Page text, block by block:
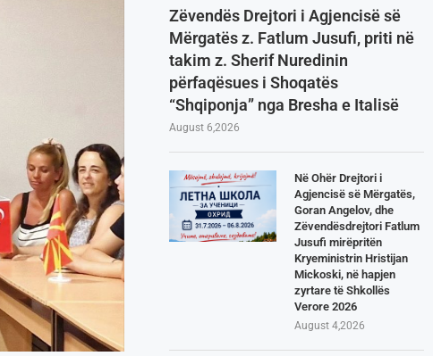
Zëvendës Drejtori i Agjencisë së
Mërgatës z. Fatlum Jusufi, priti në
takim z. Sherif Nuredinin
përfaqësues i Shoqatës
“Shqiponja” nga Bresha e Italisë
August 6,2026
Në Ohër Drejtori i
Agjencisë së Mërgatës,
Goran Angelov, dhe
Zëvendësdrejtori Fatlum
Jusufi mirëpritën
Kryeministrin Hristijan
Mickoski, në hapjen
zyrtare të Shkollës
Verore 2026
August 4,2026